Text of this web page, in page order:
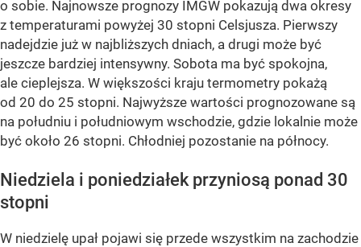
o sobie. Najnowsze prognozy IMGW pokazują dwa okresy
z temperaturami powyżej 30 stopni Celsjusza. Pierwszy
nadejdzie już w najbliższych dniach, a drugi może być
jeszcze bardziej intensywny. Sobota ma być spokojna,
ale cieplejsza. W większości kraju termometry pokażą
od 20 do 25 stopni. Najwyższe wartości prognozowane są
na południu i południowym wschodzie, gdzie lokalnie może
być około 26 stopni. Chłodniej pozostanie na północy.
Niedziela i poniedziałek przyniosą ponad 30
stopni
W niedzielę upał pojawi się przede wszystkim na zachodzie